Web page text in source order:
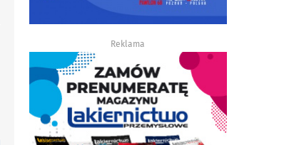
Reklama